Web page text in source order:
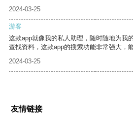
2024-03-25
游客
这款app就像我的私人助理，随时随地为我
查找资料，这款app的搜索功能非常强大，
2024-03-25
友情链接